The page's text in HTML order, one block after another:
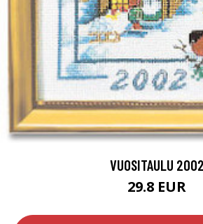
VUOSITAULU 2002
29.8 EUR